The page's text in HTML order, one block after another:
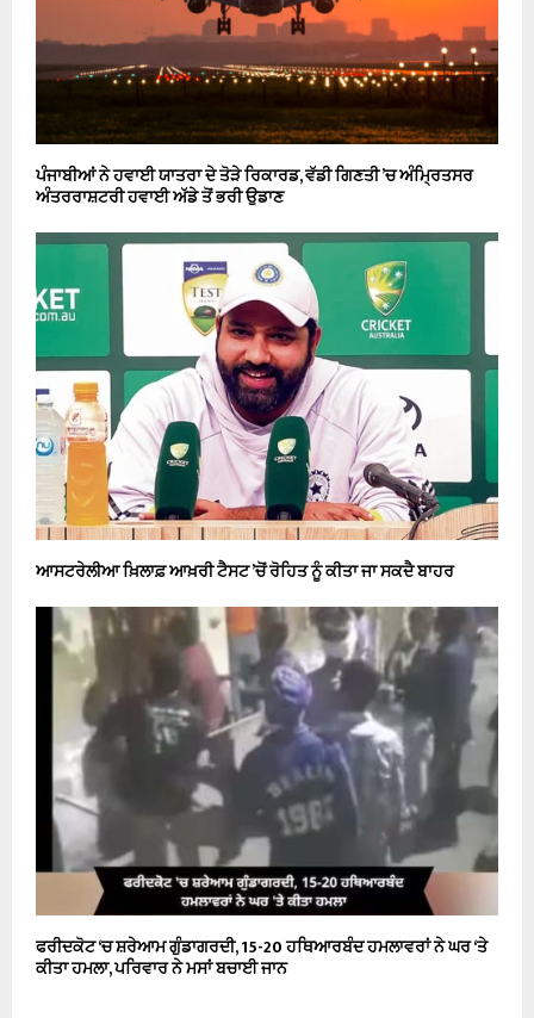
ਪੰਜਾਬੀਆਂ ਨੇ ਹਵਾਈ ਯਾਤਰਾ ਦੇ ਤੋੜੇ ਰਿਕਾਰਡ, ਵੱਡੀ ਗਿਣਤੀ ’ਚ ਅੰਮ੍ਰਿਤਸਰ
ਅੰਤਰਰਾਸ਼ਟਰੀ ਹਵਾਈ ਅੱਡੇ ਤੋਂ ਭਰੀ ਉਡਾਣ
ਆਸਟਰੇਲੀਆ ਖ਼ਿਲਾਫ਼ ਆਖ਼ਰੀ ਟੈਸਟ ’ਚੋਂ ਰੋਹਿਤ ਨੂੰ ਕੀਤਾ ਜਾ ਸਕਦੈ ਬਾਹਰ
ਫਰੀਦਕੋਟ ‘ਚ ਸ਼ਰੇਆਮ ਗੁੰਡਾਗਰਦੀ, 15-20 ਹਥਿਆਰਬੰਦ ਹਮਲਾਵਰਾਂ ਨੇ ਘਰ ‘ਤੇ
ਕੀਤਾ ਹਮਲਾ, ਪਰਿਵਾਰ ਨੇ ਮਸਾਂ ਬਚਾਈ ਜਾਨ